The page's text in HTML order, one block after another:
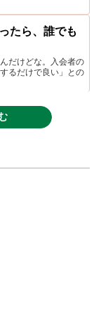
たら、誰でも
だけどな。入会者の
るだけで良い」との